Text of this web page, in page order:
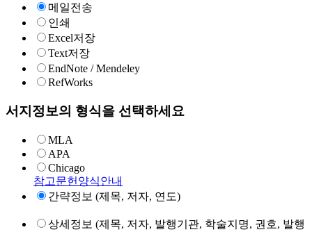
메일전송
인쇄
Excel저장
Text저장
EndNote / Mendeley
RefWorks
서지정보의 형식을 선택하세요
MLA
APA
Chicago
참고문헌양식안내
간략정보 (제목, 저자, 연도)
상세정보 (제목, 저자, 발행기관, 학술지명, 권호, 발행